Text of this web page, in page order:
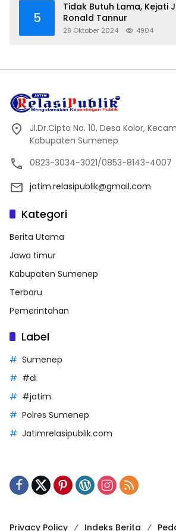
5
Tidak Butuh Lama, Kejati
Ronald Tannur
28 Oktober 2024 4904
Jl.Dr.Cipto No. 10, Desa Kolor,
Kabupaten Sumenep
0823-3034-3021/0853-8143-4007
jatim.relasipublik@gmail.com
Kategori
Berita Utama
Jawa timur
Kabupaten Sumenep
Terbaru
Pemerintahan
Label
Sumenep
#di
#jatim.
Polres Sumenep
Jatimrelasipublik.com
Privacy Policy Indeks Berita